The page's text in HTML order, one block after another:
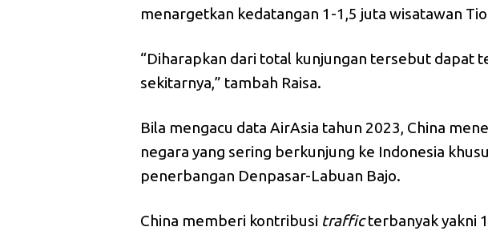
menargetkan kedatangan 1-1,5 juta wisatawan
“Diharapkan dari total kunjungan tersebut dapat
sekitarnya,” tambah Raisa.
Bila mengacu data AirAsia tahun 2023, China
negara yang sering berkunjung ke Indonesia
penerbangan Denpasar-Labuan Bajo.
China memberi kontribusi trafficterbanyak yakni